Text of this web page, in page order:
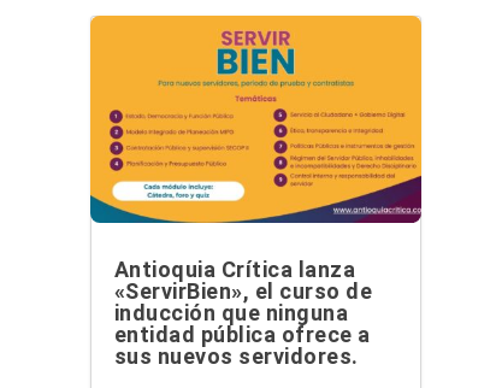
Antioquia Crítica lanza
«ServirBien», el curso de
inducción que ninguna
entidad pública ofrece a
sus nuevos servidores.